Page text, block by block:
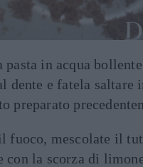
pasta in acqua
dente e fatela saltare
preparato
fuoco, mescolate il
con la scorza di